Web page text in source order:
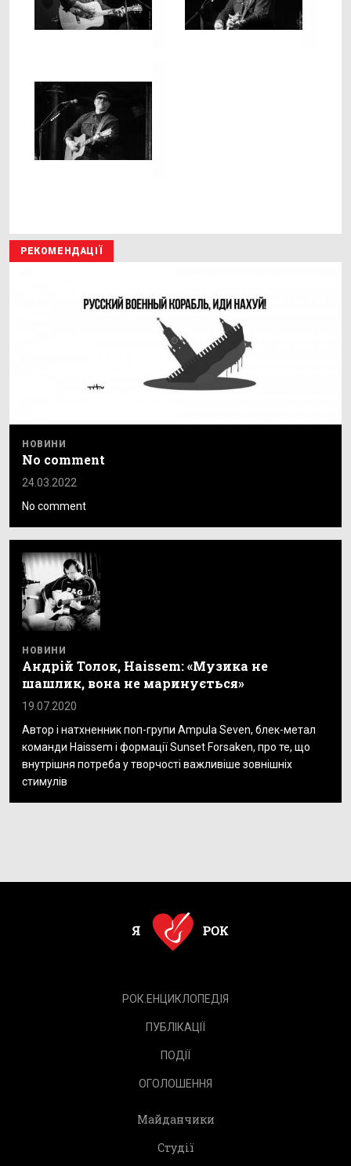
РЕКОМЕНДАЦІЇ
НОВИНИ
No comment
24.03.2022
No comment
НОВИНИ
Андрій Толок, Haissem: «Музика не
шашлик, вона не маринується»
19.07.2020
Автор і натхненник поп-групи Ampula Seven, блек-метал
команди Haissem і формації Sunset Forsaken, про те, що
внутрішня потреба у творчості важливіше зовнішніх
стимулів
РОК.ЕНЦИКЛОПЕДІЯ
ПУБЛІКАЦІЇ
ПОДІЇ
ОГОЛОШЕННЯ
Майданчики
Студії